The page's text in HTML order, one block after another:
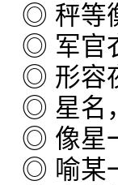
◎ 秤等
◎ 军官
◎ 形容
◎ 星名
◎ 像星
◎ 喻某